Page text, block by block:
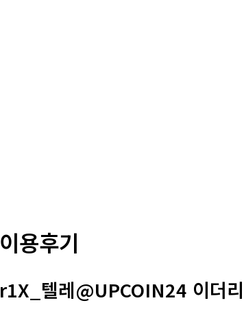
이용후기
r1X_텔레@UPCOIN24 이더